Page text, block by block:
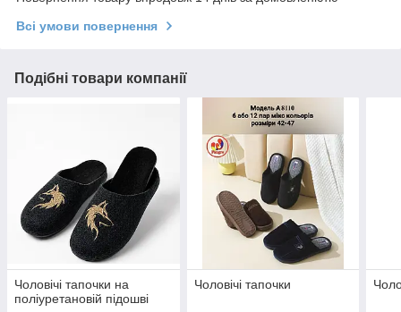
Всі умови повернення
Подібні товари компанії
Чоловічі тапочки на
поліуретановій підошві
Чоловічі тапочки